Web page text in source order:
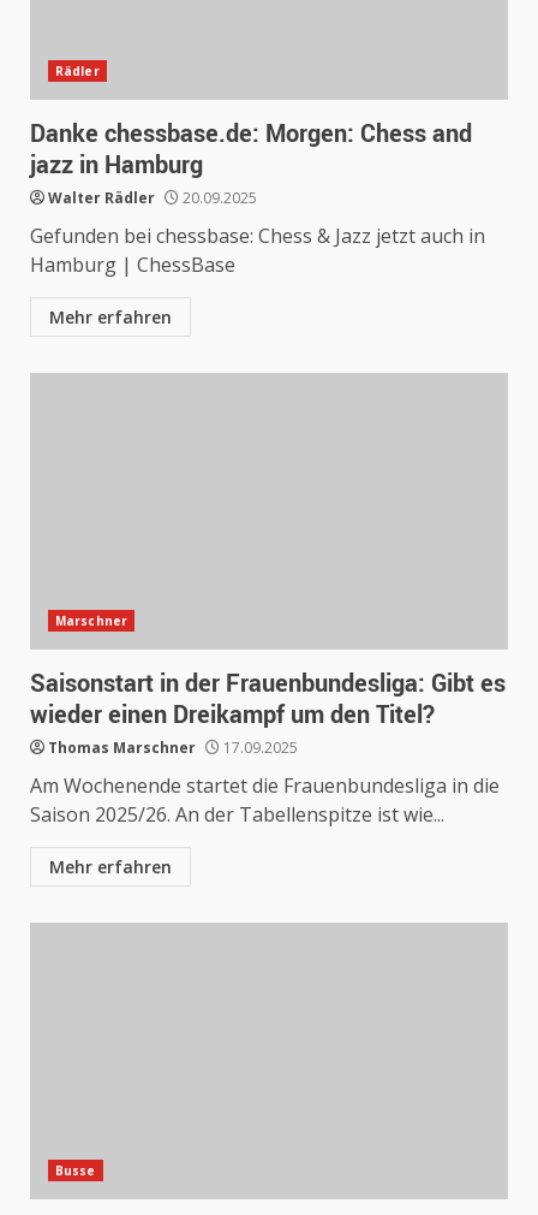
Rädler
Danke chessbase.de: Morgen: Chess and
jazz in Hamburg
Walter Rädler 20.09.2025
Gefunden bei chessbase: Chess & Jazz jetzt auch in
Hamburg | ChessBase
Mehr erfahren
Marschner
Saisonstart in der Frauenbundesliga: Gibt es
wieder einen Dreikampf um den Titel?
Thomas Marschner 17.09.2025
Am Wochenende startet die Frauenbundesliga in die
Saison 2025/26. An der Tabellenspitze ist wie...
Mehr erfahren
Busse